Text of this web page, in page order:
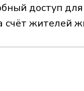
доступ
счёт жителей